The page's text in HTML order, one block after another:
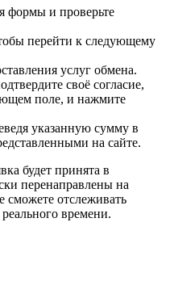
формы и проверьте
перейти к следующему
услуг обмена.
своё согласие,
поле, и нажмите
указанную сумму в
на сайте.
будет принята в
перенаправлены на
сможете отслеживать
времени.